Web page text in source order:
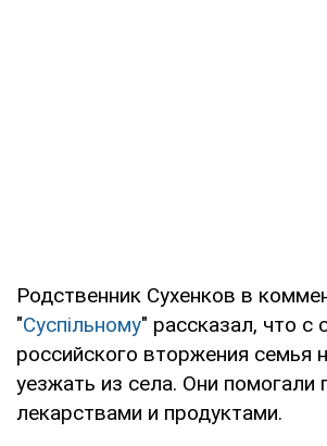
Родственник Сухенков в
"Суспільному" рассказал, что с
российского вторжения семья
уезжать из села. Они помогали
лекарствами и продуктами.